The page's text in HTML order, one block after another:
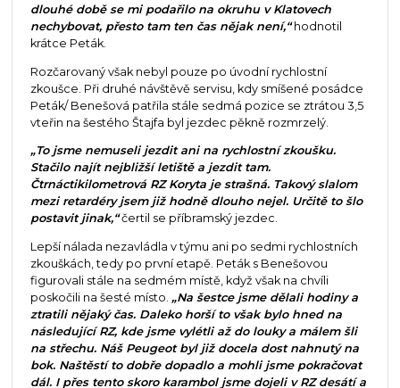
dlouhé době se mi podařilo na okruhu v Klatovech
nechybovat, přesto tam ten čas nějak není,“hodnotil
krátce Peták.
Rozčarovaný však nebyl pouze po úvodní rychlostní
zkoušce. Při druhé návštěvě servisu, kdy smíšené posádce
Peták/ Benešová patřila stále sedmá pozice se ztrátou 3,5
vteřin na šestého Štajfa byl jezdec pěkně rozmrzelý.
„To jsme nemuseli jezdit ani na rychlostní zkoušku.
Stačilo najít nejbližší letiště a jezdit tam.
Čtrnáctikilometrová RZ Koryta je strašná. Takový slalom
mezi retardéry jsem již hodně dlouho nejel. Určitě to šlo
postavit jinak,“čertil se příbramský jezdec.
Lepší nálada nezavládla v týmu ani po sedmi rychlostních
zkouškách, tedy po první etapě. Peták s Benešovou
figurovali stále na sedmém místě, když však na chvíli
poskočili na šesté místo. „Na šestce jsme dělali hodiny a
ztratili nějaký čas. Daleko horší to však bylo hned na
následující RZ, kde jsme vylétli až do louky a málem šli
na střechu. Náš Peugeot byl již docela dost nahnutý na
bok. Naštěstí to dobře dopadlo a mohli jsme pokračovat
dál. I přes tento skoro karambol jsme dojeli v RZ desátí a